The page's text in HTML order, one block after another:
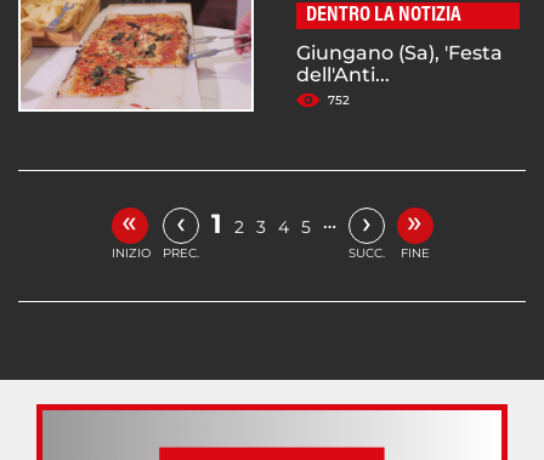
DENTRO LA NOTIZIA
Giungano (Sa), 'Festa
dell'Anti...
752
«
INIZIO
‹
PREC.
1 2 3 4 5 … ›
SUCC.
»
FINE